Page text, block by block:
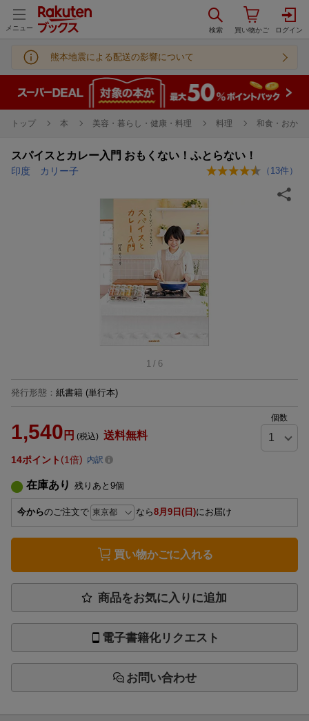
メニュー
熊本地震による配送の影響について
トップ 本 美容・暮らし・健康・料理 料理 和食・おかず
スパイスとカレー入門 おもくない！ふとらない！
印度 カリー子 （ 13件）
1 / 6
発行形態 ： 紙書籍 (単行本)
1,540 円 (税込) 送料無料
個数
14ポイント 1倍 内訳
在庫あり 残りあと 9個
今からのご注文で なら8月9日(日)にお届け
買い物かごに入れる
商品をお気に入りに追加
電子書籍化リクエスト
お問い合わせ